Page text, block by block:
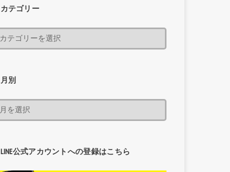
カテゴリー
月別
LINE公式アカウントへの登録はこちら